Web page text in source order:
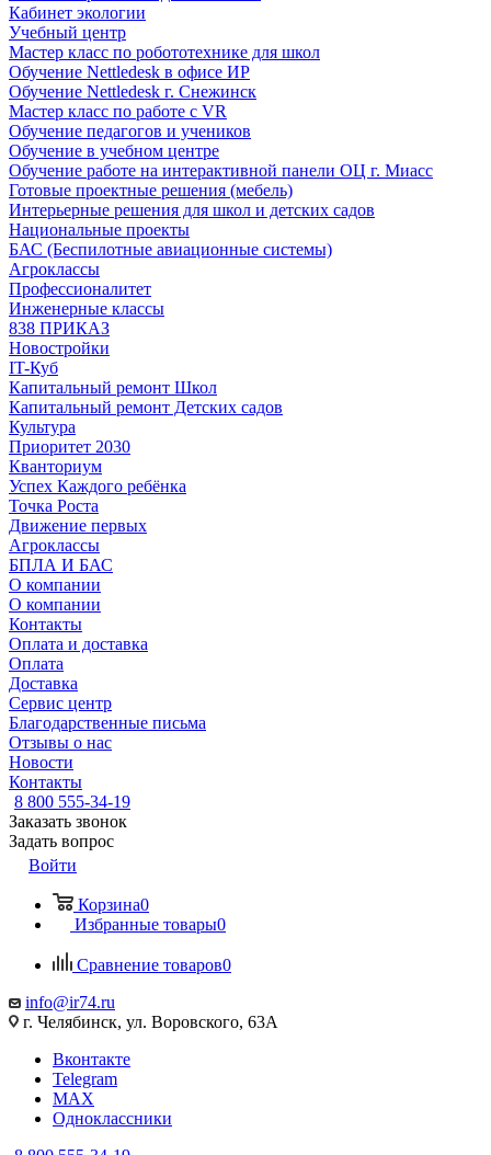
Кабинет экологии
Учебный центр
Мастер класс по робототехнике для школ
Обучение Nettledesk в офисе ИР
Обучение Nettledesk г. Снежинск
Мастер класс по работе с VR
Обучение педагогов и учеников
Обучение в учебном центре
Обучение работе на интерактивной панели ОЦ г. Миасс
Готовые проектные решения (мебель)
Интерьерные решения для школ и детских садов
Национальные проекты
БАС (Беспилотные авиационные системы)
Агроклассы
Профессионалитет
Инженерные классы
838 ПРИКАЗ
Новостройки
IT-Куб
Капитальный ремонт Школ
Капитальный ремонт Детских садов
Культура
Приоритет 2030
Кванториум
Успех Каждого ребёнка
Точка Роста
Движение первых
Агроклассы
БПЛА И БАС
О компании
О компании
Контакты
Оплата и доставка
Оплата
Доставка
Сервис центр
Благодарственные письма
Отзывы о нас
Новости
Контакты
8 800 555-34-19
Заказать звонок
Задать вопрос
Войти
Корзина0
Избранные товары0
Сравнение товаров0
info@ir74.ru
г. Челябинск, ул. Воровского, 63А
Вконтакте
Telegram
MAX
Одноклассники